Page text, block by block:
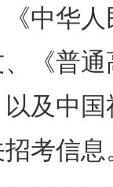
中华
《普
及中
考信息